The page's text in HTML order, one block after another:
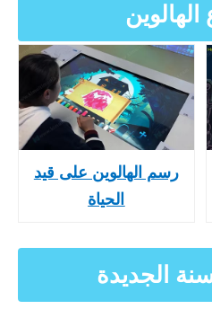
رسم الهالوين على قيد
الحياة
الجديدة